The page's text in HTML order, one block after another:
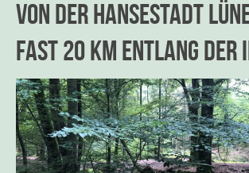
Von der Hansestadt
fast 20 km entlang der